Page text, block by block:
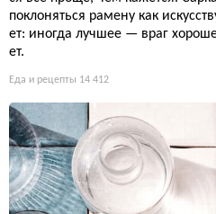
поклоняться рамену как
ет: иногда лучшее — враг
ет.
Еда и рецепты 14 412